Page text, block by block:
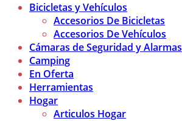
Bicicletas y Vehículos
Accesorios De Bicicletas
Accesorios De Vehículos
Cámaras de Seguridad y Alarmas
Camping
En Oferta
Herramientas
Hogar
Articulos Hogar